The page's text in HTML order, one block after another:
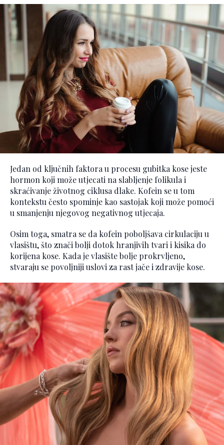
Jedan od ključnih faktora u procesu gubitka kose jeste
hormon koji može utjecati na slabljenje folikula i
skraćivanje životnog ciklusa dlake. Kofein se u tom
kontekstu često spominje kao sastojak koji može pomoći
u smanjenju njegovog negativnog utjecaja.
Osim toga, smatra se da kofein poboljšava cirkulaciju u
vlasištu, što znači bolji dotok hranjivih tvari i kisika do
korijena kose. Kada je vlasište bolje prokrvljeno,
stvaraju se povoljniji uslovi za rast jače i zdravije kose.